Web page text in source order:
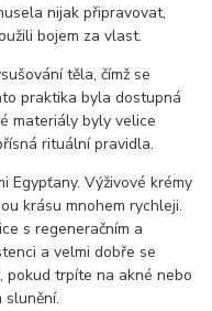
nijak připravovat,
bojem za vlast.
těla, čímž se
praktika byla dostupná
materiály byly velice
rituální pravidla.
Egypťany. Výživové krémy
krásu mnohem rychleji.
s regeneračním a
a velmi dobře se
pokud trpíte na akné nebo
slunění.